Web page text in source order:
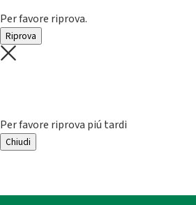
Per favore riprova.
Riprova
Per favore riprova piú tardi
Chiudi